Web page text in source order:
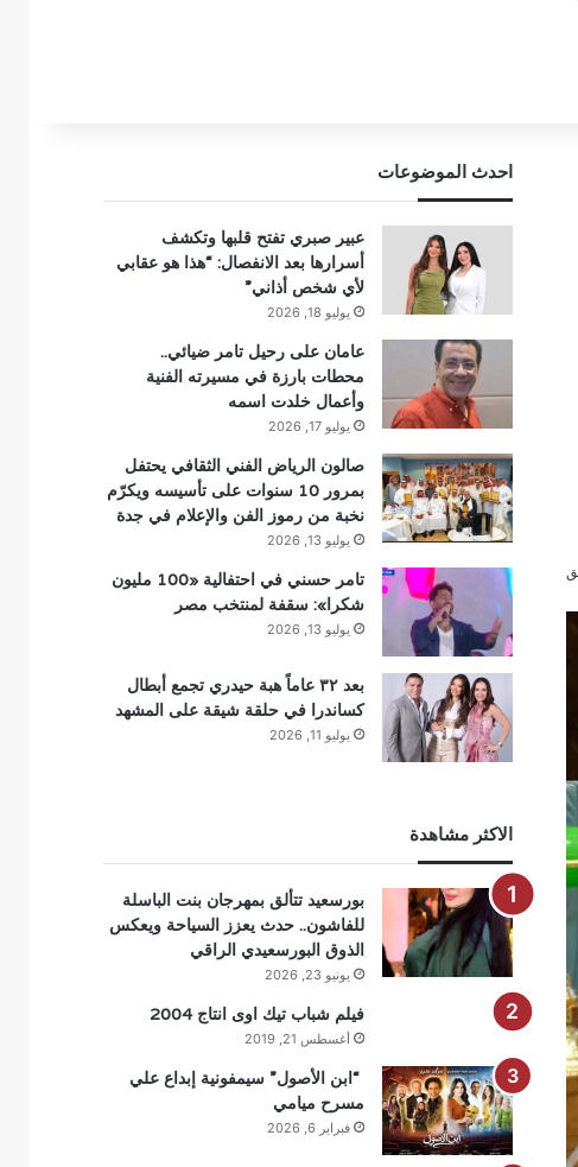
احدث الموضوعات
عبير صبري تفتح قلبها وتكشف
أسرارها بعد الانفصال: “هذا هو عقابي
لأي شخص أذاني”
يوليو 18, 2026
عامان على رحيل تامر ضيائي..
محطات بارزة في مسيرته الفنية
وأعمال خلدت اسمه
يوليو 17, 2026
صالون الرياض الفني الثقافي يحتفل
بمرور 10 سنوات على تأسيسه ويكرّم
نخبة من رموز الفن والإعلام في جدة
يوليو 13, 2026
تامر حسني في احتفالية «100 مليون
شكرا»: سقفة لمنتخب مصر
يوليو 13, 2026
بعد ٣٢ عاماً هبة حيدري تجمع أبطال
كساندرا في حلقة شيقة على المشهد
يوليو 11, 2026
الاكثر مشاهدة
بورسعيد تتألق بمهرجان بنت الباسلة
للفاشون.. حدث يعزز السياحة ويعكس
الذوق البورسعيدي الراقي
يونيو 23, 2026
فيلم شباب تيك اوى انتاج 2004
أغسطس 21, 2019
“ابن الأصول” سيمفونية إبداع علي
مسرح ميامي
فبراير 6, 2026